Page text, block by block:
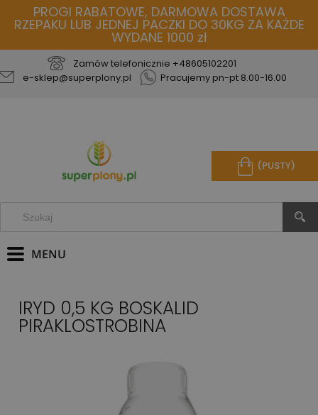
PROGI RABATOWE, DARMOWA DOSTAWA
RZEPAKU LUB JEDNEJ PACZKI DO 30KG ZA KAŻDE
WYDANE 1000 zł
Zamów telefonicznie +48605102201
e-sklep@superplony.pl
Pracujemy pn-pt 8.00-16.00
(PUSTY)
IRYD 0,5 KG BOSKALID
PIRAKLOSTROBINA